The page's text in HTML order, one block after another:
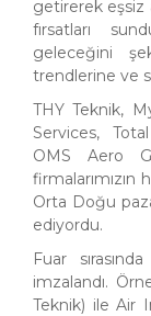
getirerek eşsiz
fırsatları
geleceğini
trendlerine ve
THY Teknik,
Services,
OMS Aero
firmalarımızın
Orta Doğu
ediyordu.
Fuar
imzalandı.
Teknik) ile Air